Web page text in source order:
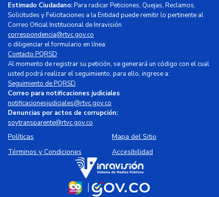
Estimado Ciudadano:Para radicar Peticiones, Quejas, Reclamos,
Solicitudes y Felicitaciones a la Entidad puede remitir lo pertinente al
Correo Oficial Institucional de Inravisión
correspondencia@rtvc.gov.co
o diligenciar el formulario en línea:
Contacto PQRSD
Al momento de registrar su petición, se generará un código con el cual
usted podrá realizar el seguimiento, para ello, ingrese a:
Seguimiento de PQRSD
Correo para notificaciones judiciales
notificacionesjudiciales@rtvc.gov.co
Denuncias por actos de corrupción:
soytransparente@rtvc.gov.co
Políticas
Mapa del Sitio
Términos y Condiciones
Accesibilidad